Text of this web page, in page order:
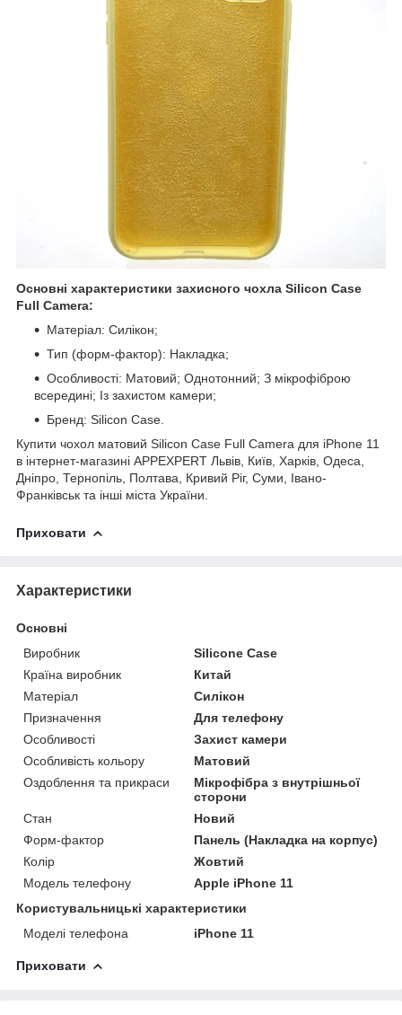
Основні характеристики захисного чохла Silicon Case
Full Camera:
Матеріал: Силікон;
Тип (форм-фактор): Накладка;
Особливості: Матовий; Однотонний; З мікрофіброю
всередині; Із захистом камери;
Бренд: Silicon Case.
Купити чохол матовий Silicon Case Full Camera для iPhone 11
в інтернет-магазині APPEXPERT Львів, Київ, Харків, Одеса,
Дніпро, Тернопіль, Полтава, Кривий Ріг, Суми, Івано-
Франківськ та інші міста України.
Приховати
Характеристики
Основні
Виробник
Silicone Case
Країна виробник
Китай
Матеріал
Силікон
Призначення
Для телефону
Особливості
Захист камери
Особливість кольору
Матовий
Оздоблення та прикраси
Мікрофібра з внутрішньої
сторони
Стан
Новий
Форм-фактор
Панель (Накладка на корпус)
Колір
Жовтий
Модель телефону
Apple iPhone 11
Користувальницькі характеристики
Моделі телефона
iPhone 11
Приховати